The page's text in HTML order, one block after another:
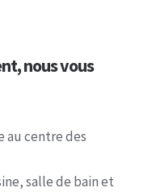
nous vous
au centre des
salle de bain et